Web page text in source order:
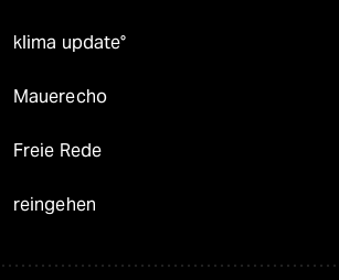
klima update°
Mauerecho
Freie Rede
reingehen